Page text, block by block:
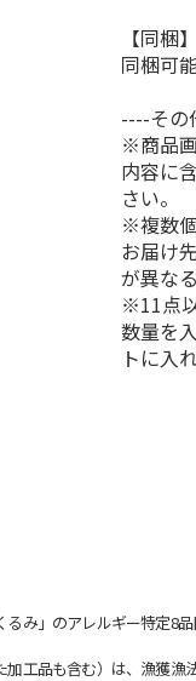
【同梱】
同梱可
----その
※商品
内容に
さい。
※複数
お届け
が異な
※11点
数量を
トに入
み」のアレルギー特定8品
品も含む）は、漁獲漁